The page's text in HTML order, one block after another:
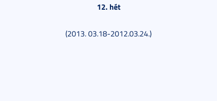
12. hét
(2013. 03.18-2012.03.24.)